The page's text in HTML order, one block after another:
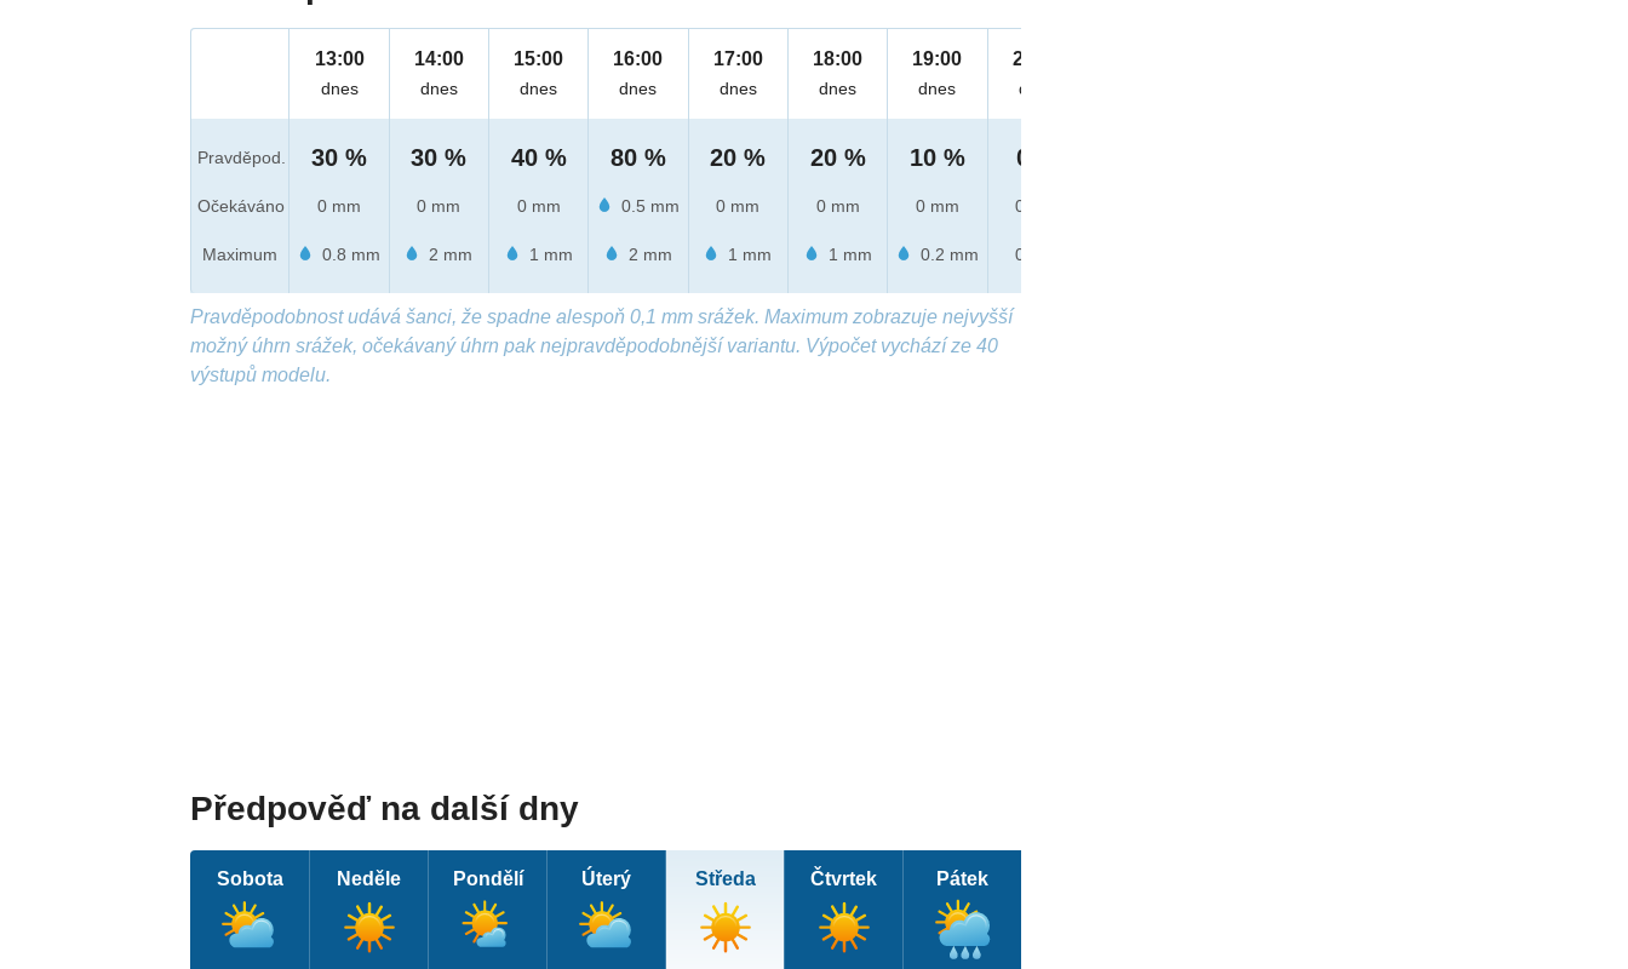
Pravděpod.
Očekáváno
Maximum
13:00
dnes
30 %
0 mm
0.8 mm
14:00
dnes
30 %
0 mm
2 mm
15:00
dnes
40 %
0 mm
1 mm
16:00
dnes
80 %
0.5 mm
2 mm
17:00
dnes
20 %
0 mm
1 mm
18:00
dnes
20 %
0 mm
1 mm
19:00
dnes
10 %
0 mm
0.2 mm
20:00
dnes
0 %
0 mm
0 mm
Pravděpodobnost udává šanci, že spadne alespoň 0,1 mm srážek. Maximum zobrazuje nejvyšší
možný úhrn srážek, očekávaný úhrn pak nejpravděpodobnější variantu. Výpočet vychází ze 40
výstupů modelu.
Předpověď na další dny
Sobota Neděle Pondělí Úterý Středa Čtvrtek Pátek